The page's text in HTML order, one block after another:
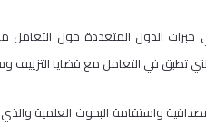
الدول المتعددة حول التعامل
التي تطبق في التعامل مع قضايا التزييف
واستقامة البحوث العلمية